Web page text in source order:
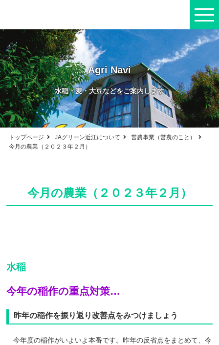
Agri Navi
水稲・麦・大豆などをご案内します
トップページ JAグリーン近江について
営農事業（営農のこと）
今月の農業（２０２３年２月）
今月の農業（２０２３年２月）
水稲
今年の稲作の重点対策…
昨年の稲作を振り返り改善点をみつけましょう
今年度の稲作がいよいよ本番です。昨年の反省点をまとめて、今